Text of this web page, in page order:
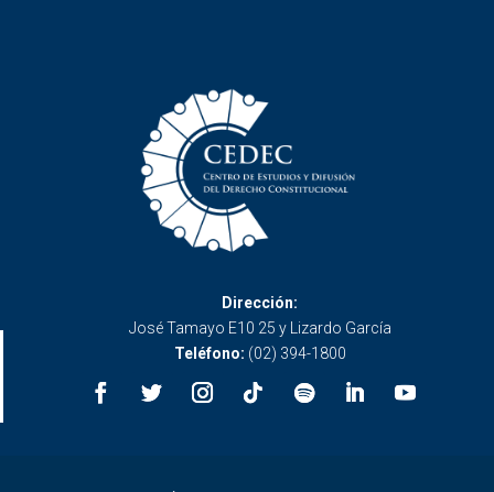
Dirección:
José Tamayo E10 25 y Lizardo García
Teléfono: (02) 394-1800